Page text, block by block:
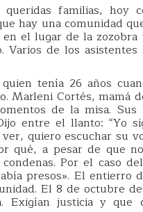
familias, hoy
hay una comunidad
el lugar de la
Varios de los
tenía 26 años
Marleni Cortés, mamá
de la misa. Sus
entre el llanto: “Yo
quiero escuchar su
qué, a pesar de que
Por el caso
presos». El entierro
El 8 de octubre
Exigían justicia y que